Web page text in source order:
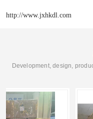
http://www.jxhkdl.com
Development, design,